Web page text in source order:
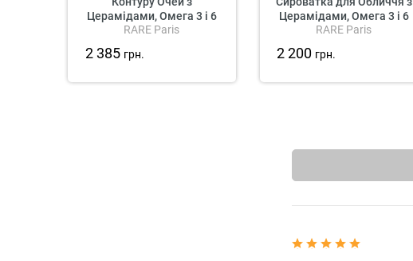
Церамідами, Омега 3 і 6
Rare Paris Exception Rosée
RARE Paris
2 385 грн.
Церамідами, Омега 3 і 6
RARE Paris Exception Rosée
RARE Paris
2 200 грн.